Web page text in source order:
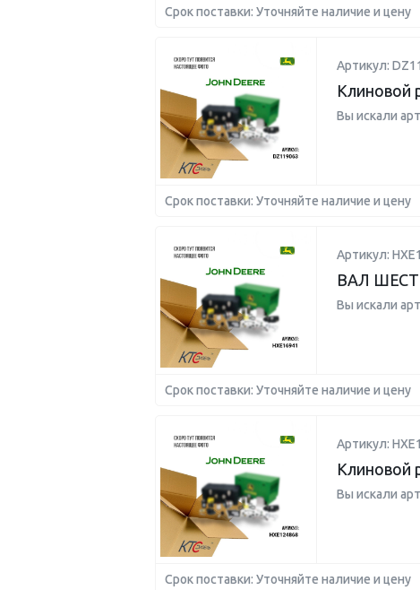
Срок поставки: Уточняйте наличие и цену
Артикул:
Клиновой
Вы искали
Срок поставки: Уточняйте наличие и цену
Артикул:
ВАЛ
Вы искали
Срок поставки: Уточняйте наличие и цену
Артикул:
Клиновой
Вы искали
Срок поставки: Уточняйте наличие и цену